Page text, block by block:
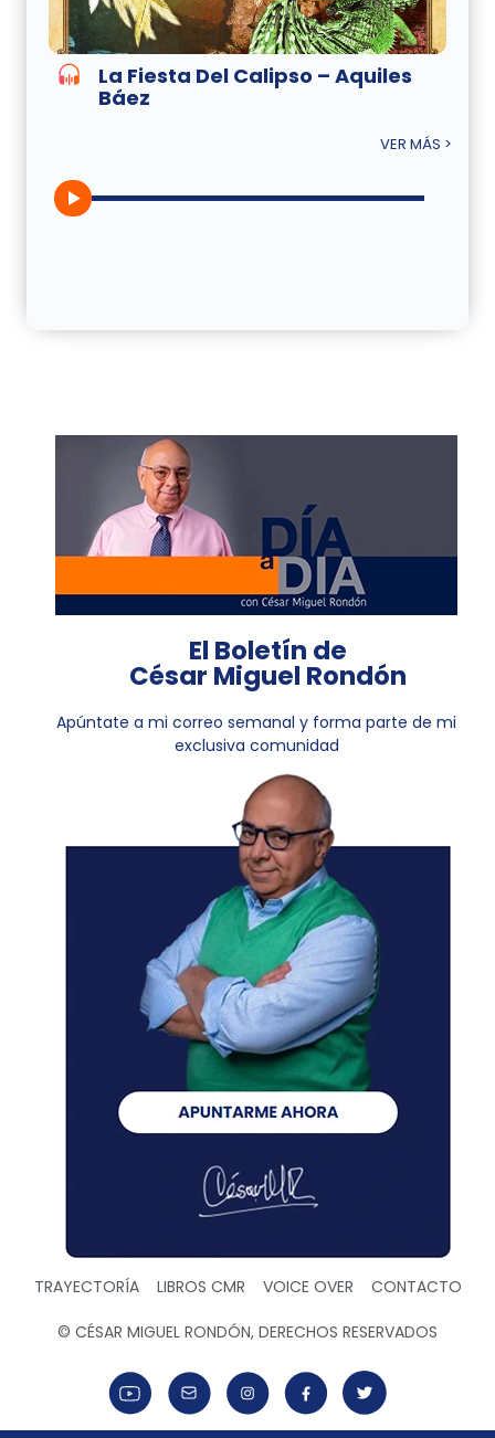
La Fiesta Del Calipso – Aquiles
Báez
VER MÁS >
El Boletín de
César Miguel Rondón
Apúntate a mi correo semanal y forma parte de mi
exclusiva comunidad
TRAYECTORÍA LIBROS CMR VOICE OVER CONTACTO
© CÉSAR MIGUEL RONDÓN, DERECHOS RESERVADOS